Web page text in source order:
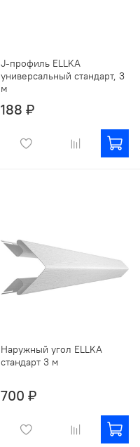
J-профиль ELLKA
универсальный стандарт, 3
м
188 ₽
Наружный угол ELLKA
стандарт 3 м
700 ₽